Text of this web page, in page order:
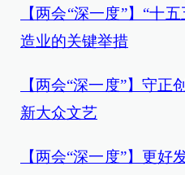
【两会“深一度”】“十
造业的关键举措
【两会“深一度”】守
新大众文艺
【两会“深一度”】更